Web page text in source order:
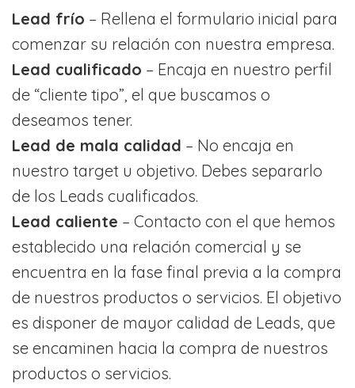
Lead frío – Rellena el formulario inicial para
comenzar su relación con nuestra empresa.
Lead cualificado – Encaja en nuestro perfil
de “cliente tipo”, el que buscamos o
deseamos tener.
Lead de mala calidad – No encaja en
nuestro target u objetivo. Debes separarlo
de los Leads cualificados.
Lead caliente – Contacto con el que hemos
establecido una relación comercial y se
encuentra en la fase final previa a la compra
de nuestros productos o servicios. El objetivo
es disponer de mayor calidad de Leads, que
se encaminen hacia la compra de nuestros
productos o servicios.